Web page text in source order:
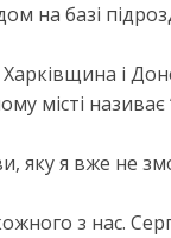
на базі
і
місті
яку я вже не
з нас.